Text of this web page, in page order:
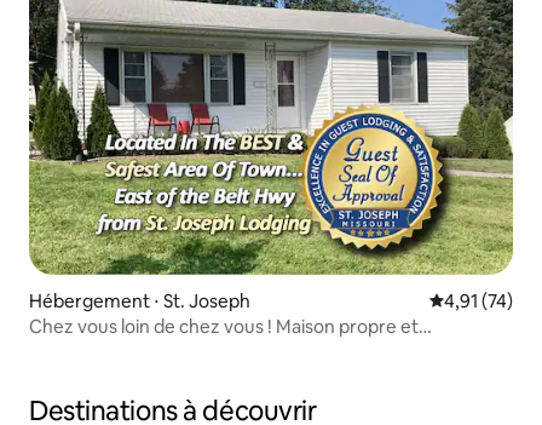
Hébergement ⋅ St. Joseph Évaluation
4,91 (74)
Chez vous loin de chez vous ! Maison propre et
Destinations à découvrir